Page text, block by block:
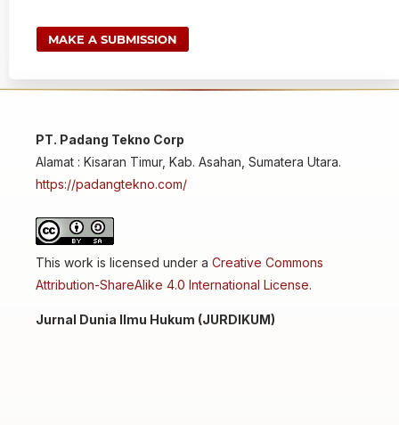
MAKE A SUBMISSION
PT. Padang Tekno Corp
Alamat : Kisaran Timur, Kab. Asahan, Sumatera Utara.
https://padangtekno.com/
This work is licensed under a Creative Commons
Attribution-ShareAlike 4.0 International License.
Jurnal Dunia Ilmu Hukum (JURDIKUM)